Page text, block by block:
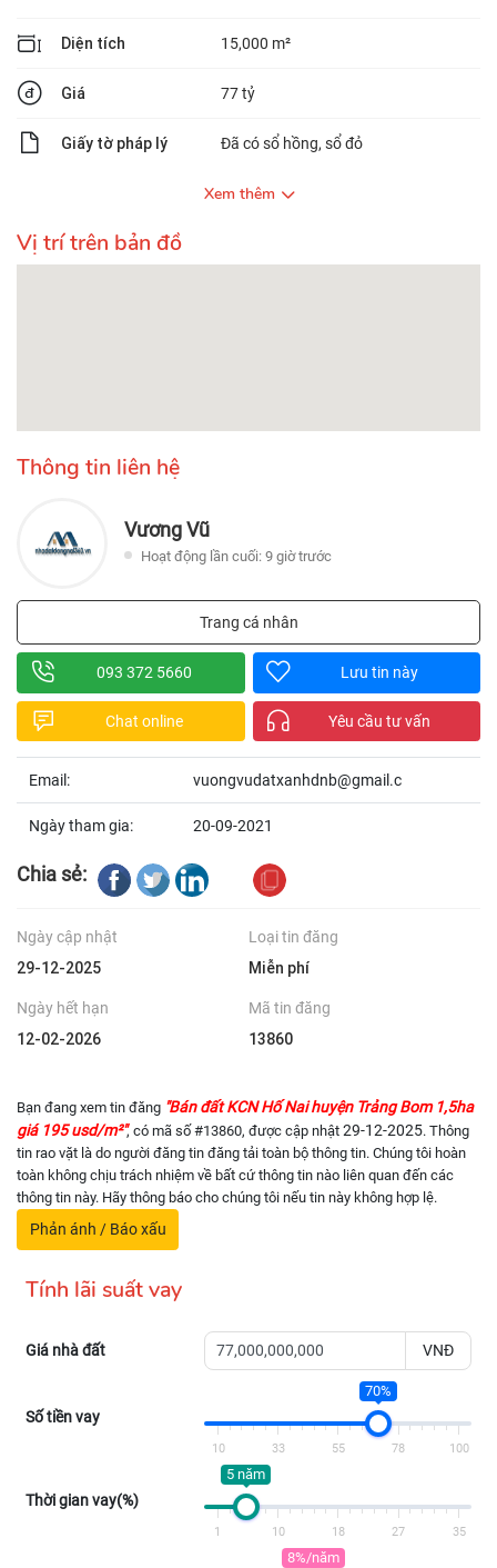
Diện tích 15,000 m²
Giá 77 tỷ
Giấy tờ pháp lý Đã có sổ hồng, sổ đỏ
Xem thêm
Vị trí trên bản đồ
Thông tin liên hệ
Vương Vũ
Hoạt động lần cuối: 9 giờ trước
Trang cá nhân
093 372 5660 Lưu tin này
Chat online Yêu cầu tư vấn
Email: vuongvudatxanhdnb@gmail.c
Ngày tham gia: 20-09-2021
Chia sẻ:
Ngày cập nhật
29-12-2025
Loại tin đăng
Miễn phí
Ngày hết hạn
12-02-2026
Mã tin đăng
13860
Bạn đang xem tin đăng "Bán đất KCN Hố Nai huyện Trảng Bom 1,5ha
giá 195 usd/m²", có mã số #13860, được cập nhật 29-12-2025. Thông
tin rao vặt là do người đăng tin đăng tải toàn bộ thông tin. Chúng tôi hoàn
toàn không chịu trách nhiệm về bất cứ thông tin nào liên quan đến các
thông tin này. Hãy thông báo cho chúng tôi nếu tin này không hợp lệ.
Phản ánh / Báo xấu
Tính lãi suất vay
Giá nhà đất VNĐ
Số tiền vay
70%
10 33 55 78 100
Thời gian vay(%)
5 năm
1 10 18 27 35
8%/năm